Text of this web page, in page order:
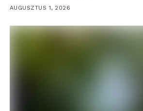
AUGUSZTUS 1, 2026